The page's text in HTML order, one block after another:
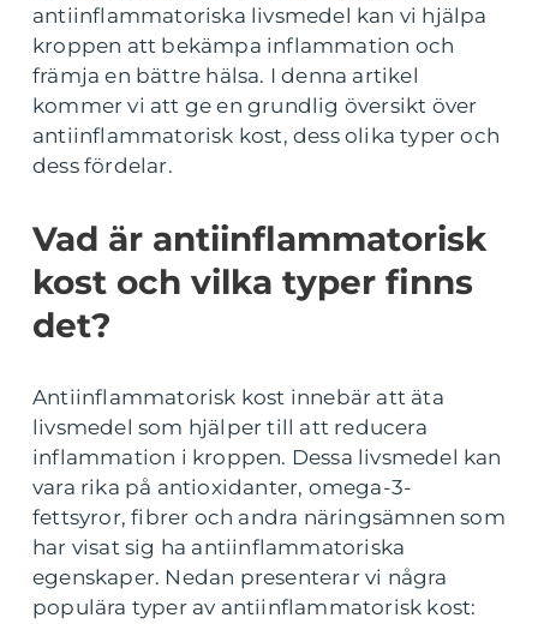
antiinflammatoriska livsmedel kan vi hjälpa
kroppen att bekämpa inflammation och
främja en bättre hälsa. I denna artikel
kommer vi att ge en grundlig översikt över
antiinflammatorisk kost, dess olika typer och
dess fördelar.
Vad är antiinflammatorisk
kost och vilka typer finns
det?
Antiinflammatorisk kost innebär att äta
livsmedel som hjälper till att reducera
inflammation i kroppen. Dessa livsmedel kan
vara rika på antioxidanter, omega-3-
fettsyror, fibrer och andra näringsämnen som
har visat sig ha antiinflammatoriska
egenskaper. Nedan presenterar vi några
populära typer av antiinflammatorisk kost: